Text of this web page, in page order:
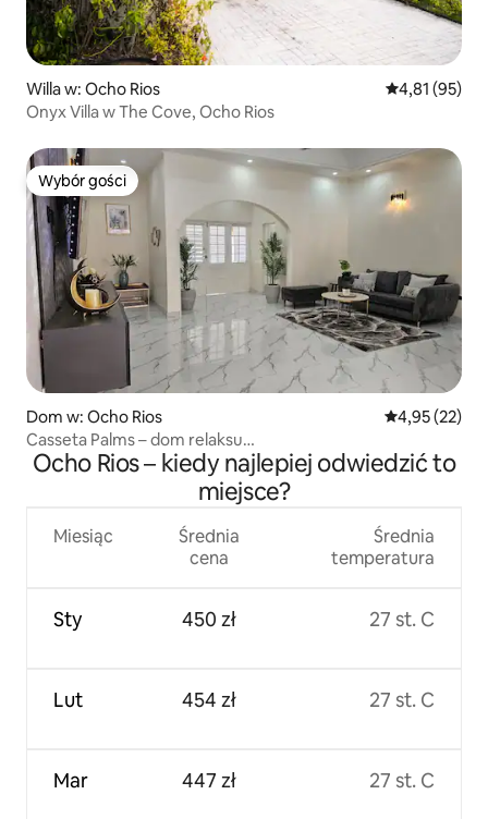
Willa w: Ocho Rios Średnia
4,81 (95)
Onyx Villa w The Cove, Ocho Rios
Wybór gości
Wybór gości
Dom w: Ocho Rios Średnia
4,95 (22)
Casseta Palms – dom relaksu…
Ocho Rios – kiedy najlepiej odwiedzić to
miejsce?
Miesiąc
Sty
Lut
Mar
Średnia
cena
450 zł
454 zł
447 zł
Średnia
temperatura
27 st. C
27 st. C
27 st. C